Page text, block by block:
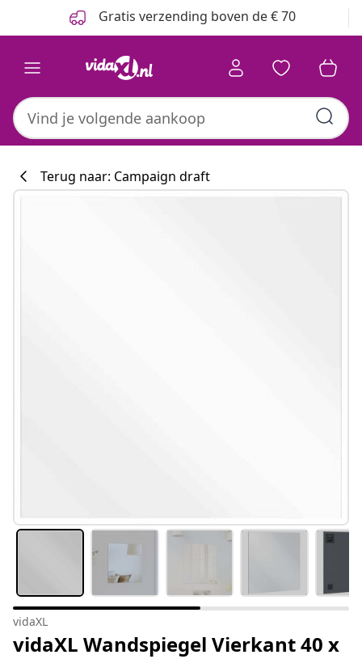
Gratis verzending boven de € 70
Terug naar: Campaign draft
vidaXL
vidaXL Wandspiegel Vierkant 40 x